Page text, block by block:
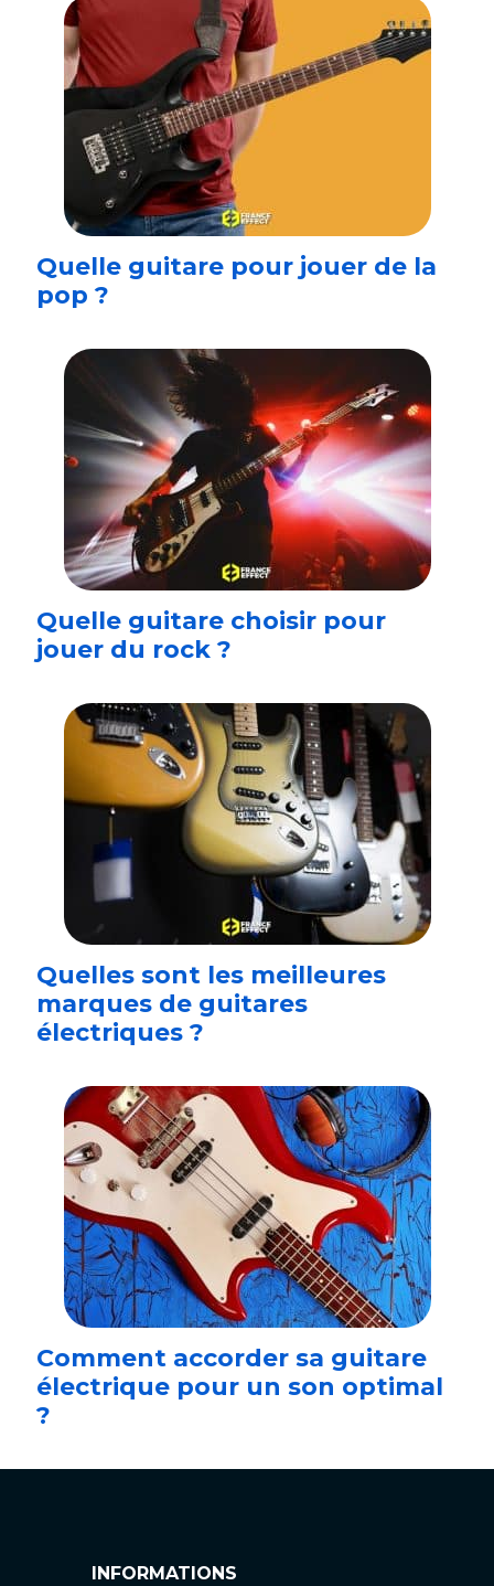
Quelle guitare pour jouer de la
pop ?
Quelle guitare choisir pour
jouer du rock ?
Quelles sont les meilleures
marques de guitares
électriques ?
Comment accorder sa guitare
électrique pour un son optimal
?
INFORMATIONS